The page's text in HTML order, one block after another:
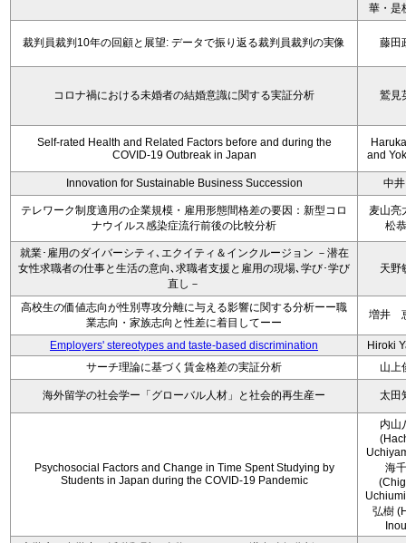
華・是
裁判員裁判10年の回顧と展望: データで振り返る裁判員裁判の実像 藤田
コロナ禍における未婚者の結婚意識に関する実証分析 鷲見
Self-rated Health and Related Factors before and during the
COVID-19 Outbreak in Japan
and
Innovation for Sustainable Business Succession 中
テレワーク制度適用の企業規模・雇用形態間格差の要因：新型コロ
ナウイルス感染症流行前後の比較分析
麦山亮
松
就業･雇用のダイバーシティ､エクイティ＆インクルージョン －潜在
女性求職者の仕事と生活の意向､求職者支援と雇用の現場､学び･学び
直し－
天野
高校生の価値志向が性別専攻分離に与える影響に関する分析ーー職
業志向・家族志向と性差に着目してーー
増井
Employers' stereotypes and taste-based discrimination
Hiroki
サーチ理論に基づく賃金格差の実証分析
山上
海外留学の社会学ー「グローバル人材」と社会的再生産ー 太田
Psychosocial Factors and Change in Time Spent Studying by
Students in Japan during the COVID-19 Pandemic
内山
海
弘樹